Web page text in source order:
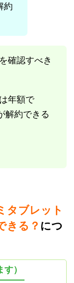
約
確認すべき
年額で
解約できる
タブレット
きる？ につ
）